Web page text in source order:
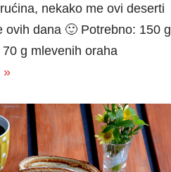
nekako me ovi deserti
ovih dana 🙂 Potrebno: 150 g
g mlevenih oraha
»